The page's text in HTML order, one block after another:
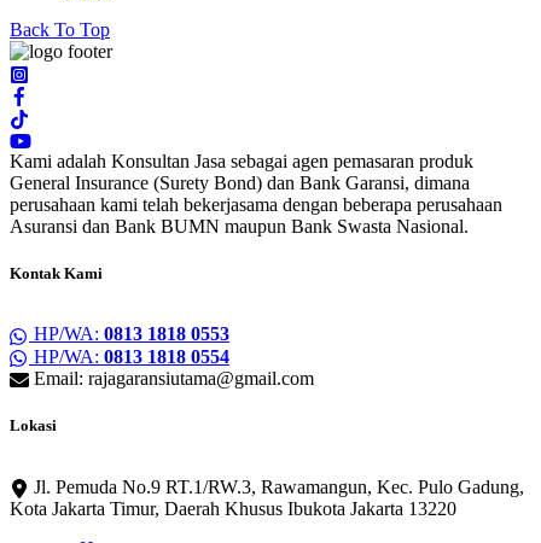
Back To Top
Kami adalah Konsultan Jasa sebagai agen pemasaran produk
General Insurance (Surety Bond) dan Bank Garansi, dimana
perusahaan kami telah bekerjasama dengan beberapa perusahaan
Asuransi dan Bank BUMN maupun Bank Swasta Nasional.
Kontak Kami
HP/WA: 0813 1818 0553
HP/WA: 0813 1818 0554
Email: rajagaransiutama@gmail.com
Lokasi
Jl. Pemuda No.9 RT.1/RW.3, Rawamangun, Kec. Pulo Gadung,
Kota Jakarta Timur, Daerah Khusus Ibukota Jakarta 13220